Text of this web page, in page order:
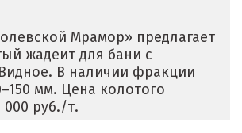
Мрамор» предлагает
жадеит для бани с
В наличии фракции
мм. Цена колотого
руб./т.